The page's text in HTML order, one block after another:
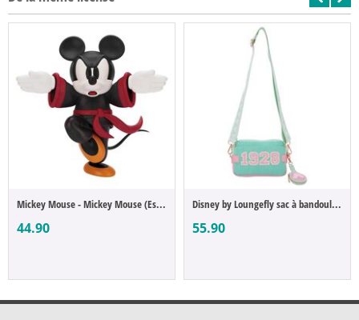
Mickey Mouse - Mickey Mouse (Espresto)
44.90
Disney by Loungefly sac à bandoulière ave...
55.90